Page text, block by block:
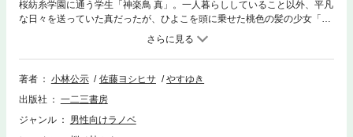
桜紡糸学園に通う学生「神楽鳥 真」。一人暮らししていること以外、平凡
な日々を送っていた真だったが、ひよこを頭に乗せた桃色の髪の少女「ウ
タカタ」と出会ったり、実の妹「雛」がアパートに転がり込んできたり
と、何かと可愛い女の子に囲まれてしまい、彼の平穏な生活は壊れつつあ
った（泣）。季節は出会いの春から夏へと移り変わり、煮え切らない態度
の真に、ある奇跡が起こるのだが……。成人向PCゲーム「ひよこストラ
に。
著者 小林公示 佐藤ヨシヒサ
やすゆき
出版社
一二三書房
ジャンル
男性向けラノベ